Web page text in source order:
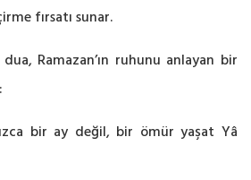
fırsatı sunar.
Ramazan’ın ruhunu anlayan bir
bir ay değil, bir ömür yaşat Yâ